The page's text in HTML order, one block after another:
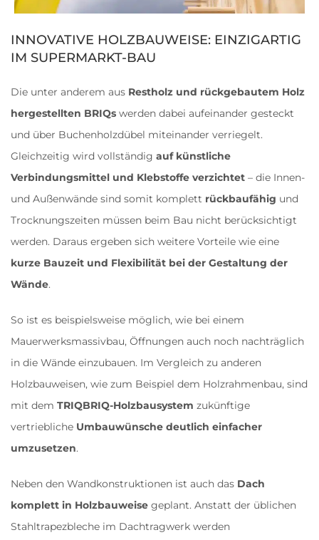
INNOVATIVE HOLZBAUWEISE: EINZIGARTIG
IM SUPERMARKT-BAU
Die unter anderem aus Restholz und rückgebautem Holz
hergestellten BRIQs werden dabei aufeinander gesteckt
und über Buchenholzdübel miteinander verriegelt.
Gleichzeitig wird vollständig auf künstliche
Verbindungsmittel und Klebstoffe verzichtet – die Innen-
und Außenwände sind somit komplett rückbaufähig und
Trocknungszeiten müssen beim Bau nicht berücksichtigt
werden. Daraus ergeben sich weitere Vorteile wie eine
kurze Bauzeit und Flexibilität bei der Gestaltung der
Wände.
So ist es beispielsweise möglich, wie bei einem
Mauerwerksmassivbau, Öffnungen auch noch nachträglich
in die Wände einzubauen. Im Vergleich zu anderen
Holzbauweisen, wie zum Beispiel dem Holzrahmenbau, sind
mit dem TRIQBRIQ-Holzbausystem zukünftige
vertriebliche Umbauwünsche deutlich einfacher
umzusetzen.
Neben den Wandkonstruktionen ist auch das Dach
komplett in Holzbauweise geplant. Anstatt der üblichen
Stahltrapezbleche im Dachtragwerk werden